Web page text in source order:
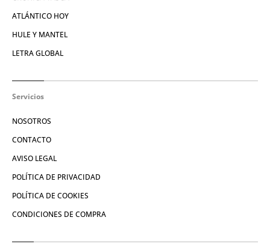
ATLÁNTICO HOY
HULE Y MANTEL
LETRA GLOBAL
Servicios
NOSOTROS
CONTACTO
AVISO LEGAL
POLÍTICA DE PRIVACIDAD
POLÍTICA DE COOKIES
CONDICIONES DE COMPRA